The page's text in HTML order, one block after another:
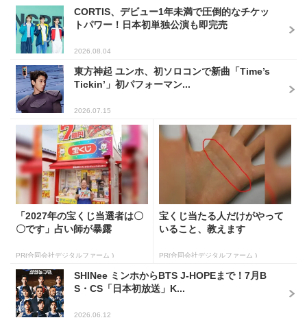
CORTIS、デビュー1年未満で圧倒的なチケッ
トパワー！日本初単独公演も即完売
2026.08.04
東方神起 ユンホ、初ソロコンで新曲「Time’s
Tickin’」初パフォーマン...
2026.07.15
「2027年の宝くじ当選者は〇
〇です」占い師が暴露
PR(合同会社デジタルファーム )
宝くじ当たる人だけがやって
いること、教えます
PR(合同会社デジタルファーム )
SHINee ミンホからBTS J-HOPEまで！7月B
S・CS「日本初放送」K...
2026.06.12